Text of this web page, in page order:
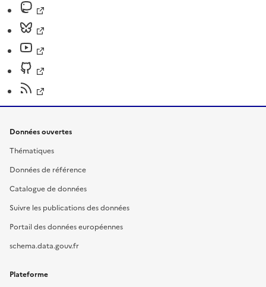
Données ouvertes
Thématiques
Données de référence
Catalogue de données
Suivre les publications des données
Portail des données européennes
schema.data.gouv.fr
Plateforme